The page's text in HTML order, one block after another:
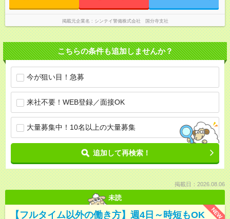
掲載元企業名 シンテイ警備株式会社 国分寺支社
こちらの条件も追加しませんか？
今が狙い目！急募
来社不要！WEB登録／面接OK
大量募集中！10名以上の大量募集
追加して再検索！
掲載日：2026.08.06
未読
NEW
【フルタイム以外の働き方】週4日～時短もOK